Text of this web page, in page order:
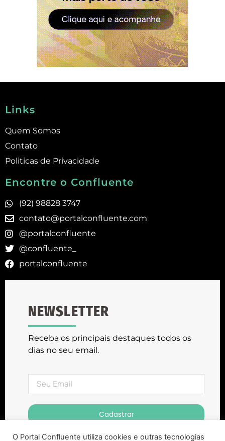
Links
Quem Somos
Contato
Politicas de Privacidade
Encontre o Confluente
(92) 98828 3747
contato@portalconfluente.com
@portalconfluente
@confluente_
portalconfluente
NEWSLETTER
Receba os principais destaques todos os
dias no seu email.
Cadastrar
O Portal Confluente utiliza cookies e outras tecnologias